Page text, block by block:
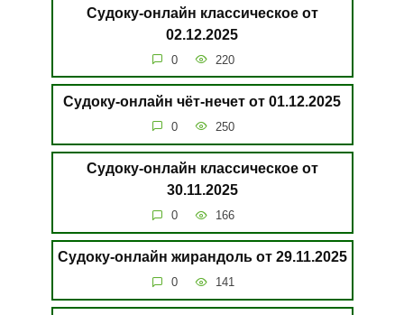
Судоку-онлайн классическое от
02.12.2025
0 220
Судоку-онлайн чёт-нечет от 01.12.2025
0 250
Судоку-онлайн классическое от
30.11.2025
0 166
Судоку-онлайн жирандоль от 29.11.2025
0 141